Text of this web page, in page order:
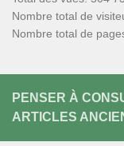
Nombre total de
Nombre total de
PENSER À
ARTICLES